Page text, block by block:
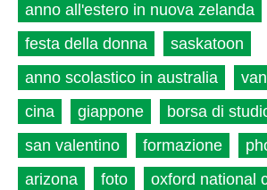
anno all'estero in nuova zelanda
festa della donna
saskatoon
anno scolastico in australia
cina
giappone
borsa di
san valentino
formazione
arizona
foto
oxford national